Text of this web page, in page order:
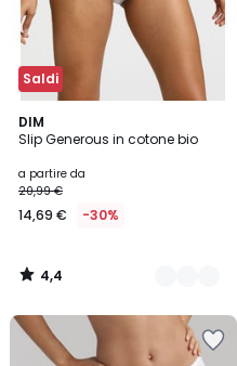
Saldi
DIM
Slip Generous in cotone bio
a partire da
20,99 €
14,69 € -30%
4,4
/ 5
2
Colori
4,4
/